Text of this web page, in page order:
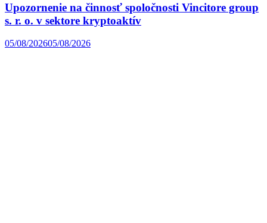
Upozornenie na činnosť spoločnosti Vincitore group
s. r. o. v sektore kryptoaktív
05/08/202605/08/2026